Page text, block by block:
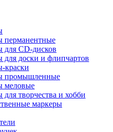
перманентные
для CD-дисков
для доски и флипчартов
краски
промышленные
меловые
творчества и хобби
маркеры